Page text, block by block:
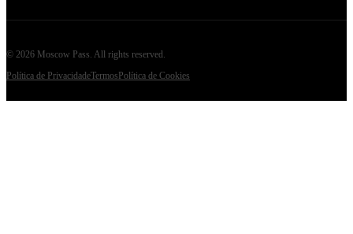
© 2026 Moscow Pass. All rights reserved.
Política de PrivacidadeTermos Política de Cookies